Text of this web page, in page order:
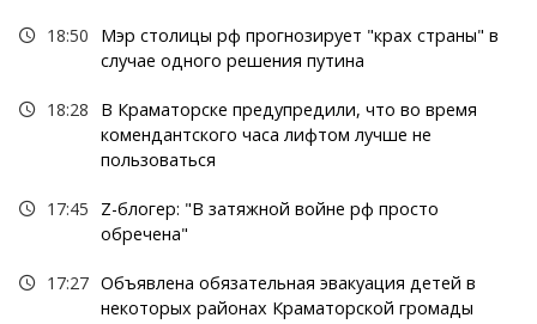
18:50
Мэр столицы рф прогнозирует "крах страны" в
случае одного решения путина
18:28
В Краматорске предупредили, что во время
комендантского часа лифтом лучше не
пользоваться
17:45
Z-блогер: "В затяжной войне рф просто
обречена"
17:27 Объявлена обязательная эвакуация детей в
некоторых районах Краматорской громады